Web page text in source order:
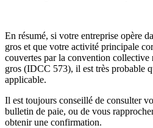
En résumé, si votre entreprise opère
gros et que votre activité principale
couvertes par la convention collective
gros (IDCC 573), il est très probable
applicable.
Il est toujours conseillé de consulter
bulletin de paie, ou de vous
obtenir une confirmation.